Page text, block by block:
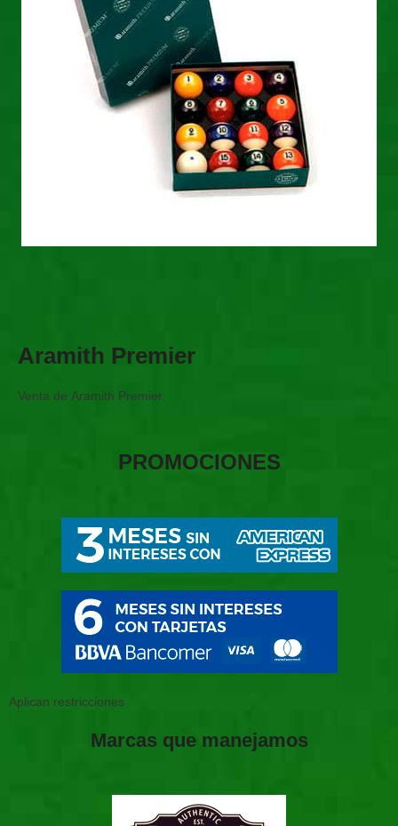
Aramith Premier
Venta de Aramith Premier.
PROMOCIONES
Aplican restricciones
Marcas que manejamos